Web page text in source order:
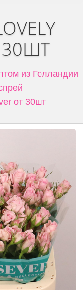
30ШТ
из Голландии
от 30шт